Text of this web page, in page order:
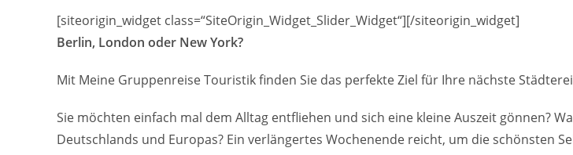
[siteorigin_widget class=“SiteOrigin_Widget_Slider_Widget“][/siteorigin_widget]
Berlin, London oder New York?
Mit Meine Gruppenreise Touristik finden Sie das perfekte Ziel für Ihre nächste
Sie möchten einfach mal dem Alltag entfliehen und sich eine kleine Auszeit gönnen?
Deutschlands und Europas? Ein verlängertes Wochenende reicht, um die schönsten